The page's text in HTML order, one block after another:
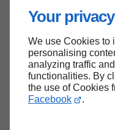
Your
We use Cookies to
personalising
analyzing traffic
functionalities. By
the use of Cookies
Facebook
.